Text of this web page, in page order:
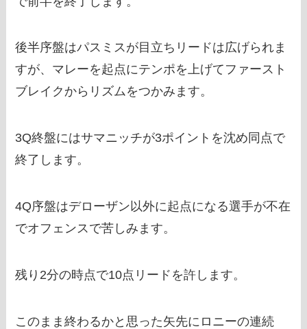
後半序盤はパスミスが目立ちリードは広げられま
すが、マレーを起点にテンポを上げてファースト
ブレイクからリズムをつかみます。
3Q終盤にはサマニッチが3ポイントを沈め同点で
終了します。
4Q序盤はデローザン以外に起点になる選手が不在
でオフェンスで苦しみます。
残り2分の時点で10点リードを許します。
このまま終わるかと思った矢先にロニーの連続